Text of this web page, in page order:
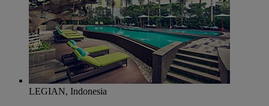
LEGIAN, Indonesia